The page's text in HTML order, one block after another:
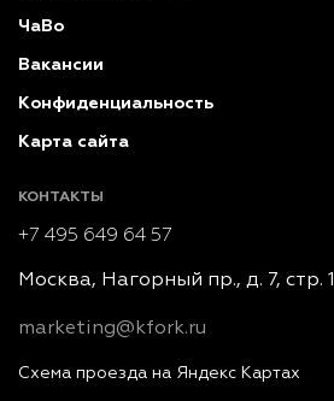
ЧаВо
Вакансии
Конфиденциальность
Карта сайта
КОНТАКТЫ
+7 495 649 64 57
Москва, Нагорный пр., д. 7, стр. 1
marketing@kfork.ru
Схема проезда на Яндекс Картах